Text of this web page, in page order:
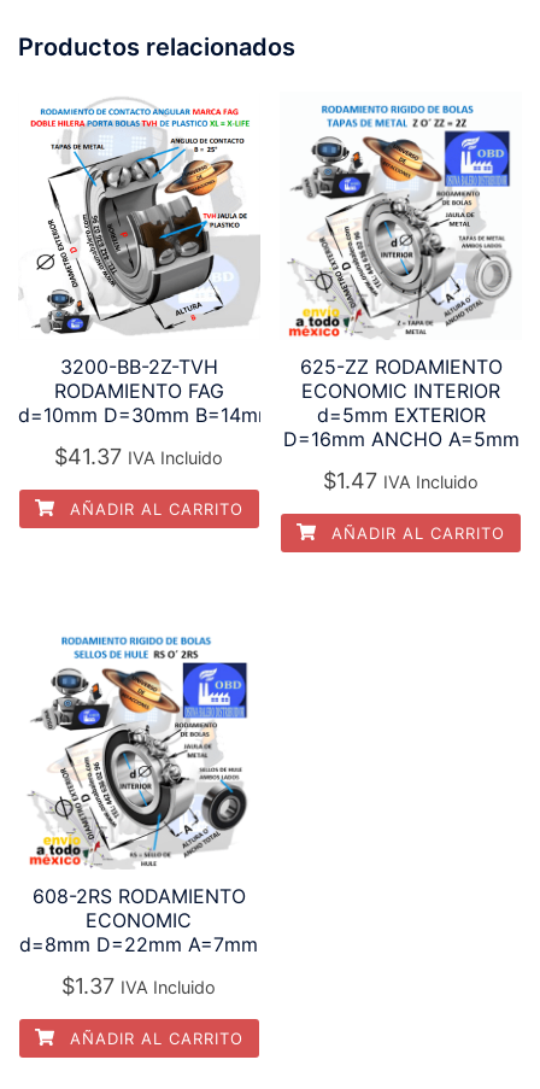
Productos relacionados
3200-BB-2Z-TVH
RODAMIENTO FAG
d=10mm D=30mm B=14mm
$41.37 IVA Incluido
AÑADIR AL CARRITO
625-ZZ RODAMIENTO
ECONOMIC INTERIOR
d=5mm EXTERIOR
D=16mm ANCHO A=5mm
$1.47 IVA Incluido
AÑADIR AL CARRITO
608-2RS RODAMIENTO
ECONOMIC
d=8mm D=22mm A=7mm
$1.37 IVA Incluido
AÑADIR AL CARRITO